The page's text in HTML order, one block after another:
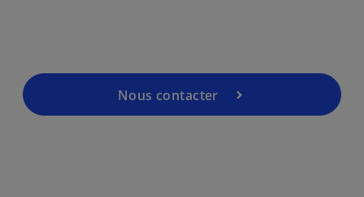
Nous contacter